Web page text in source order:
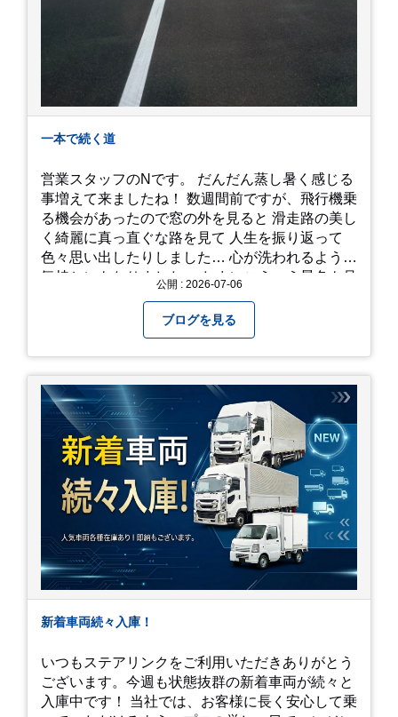
一本で続く道
営業スタッフのNです。 だんだん蒸し暑く感じる
事増えて来ましたね！ 数週間前ですが、飛行機乗
る機会があったので窓の外を見ると 滑走路の美し
く綺麗に真っ直ぐな路を見て 人生を振り返って
色々思い出したりしました… 心が洗われるような
気持ちにもなりました。 たまにこういう景色も見
番になりますが皆様方くれぐれもご自愛ください
公開 : 2026-07-06
ブログを見る
新着車両続々入庫！
いつもステアリンクをご利用いただきありがとう
ございます。今週も状態抜群の新着車両が続々と
入庫中です！ 当社では、お客様に長く安心して乗